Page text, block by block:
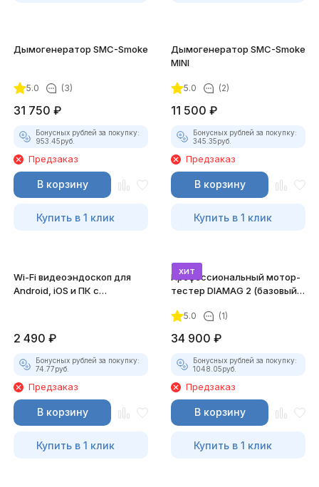
Дымогенератор SMC-Smoke
5.0 (3)
31 750 ₽
Бонусных рублей за покупку:
953.45руб.
Предзаказ
В корзину
Купить в 1 клик
Дымогенератор SMC-Smoke
MINI
5.0 (2)
11 500 ₽
Бонусных рублей за покупку:
345.35руб.
Предзаказ
В корзину
Купить в 1 клик
Wi-Fi видеоэндоскоп для
Android, iOS и ПК с
2 490 ₽
Бонусных рублей за покупку:
74.77руб.
Предзаказ
В корзину
Купить в 1 клик
хит
Профессиональный мотор-
тестер DIAMAG 2 (базовый
5.0 (1)
34 900 ₽
Бонусных рублей за покупку:
1048.05руб.
Предзаказ
В корзину
Купить в 1 клик